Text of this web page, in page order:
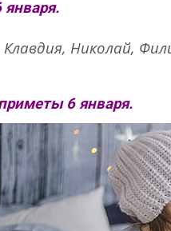
Клавдия, Николай,
6 января.